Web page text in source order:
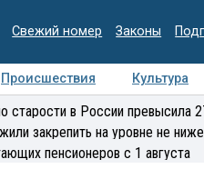
Свежий номер Законы
Происшествия Культура
Интервью
старости в России превысила
закрепить на уровне не
пенсионеров с 1 августа